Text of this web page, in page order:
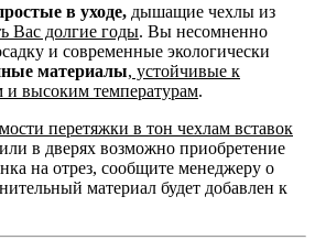
в уходе, дышащие чехлы из
Вас долгие годы. Вы несомненно
и современные экологически
материалы, устойчивые к
и высоким температурам.
перетяжки в тон чехлам вставок
или в дверях возможно приобретение
на отрез, сообщите менеджеру о
материал будет добавлен к